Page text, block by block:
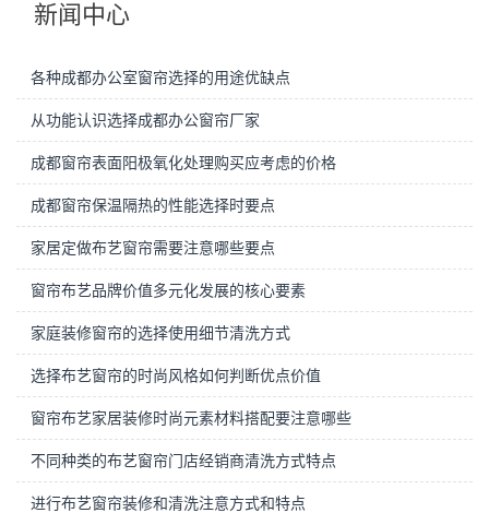
新闻中心
各种成都办公室窗帘选择的用途优缺点
从功能认识选择成都办公窗帘厂家
成都窗帘表面阳极氧化处理购买应考虑的价格
成都窗帘保温隔热的性能选择时要点
家居定做布艺窗帘需要注意哪些要点
窗帘布艺品牌价值多元化发展的核心要素
家庭装修窗帘的选择使用细节清洗方式
选择布艺窗帘的时尚风格如何判断优点价值
窗帘布艺家居装修时尚元素材料搭配要注意哪些
不同种类的布艺窗帘门店经销商清洗方式特点
进行布艺窗帘装修和清洗注意方式和特点